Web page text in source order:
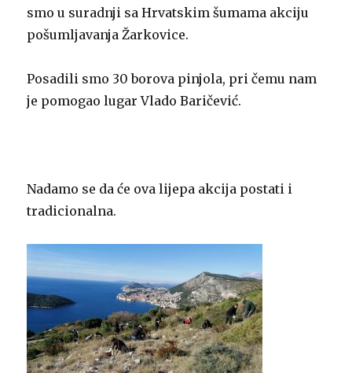
smo u suradnji sa Hrvatskim šumama akciju
pošumljavanja Žarkovice.
Posadili smo 30 borova pinjola, pri čemu nam
je pomogao lugar Vlado Baričević.
Nadamo se da će ova lijepa akcija postati i
tradicionalna.